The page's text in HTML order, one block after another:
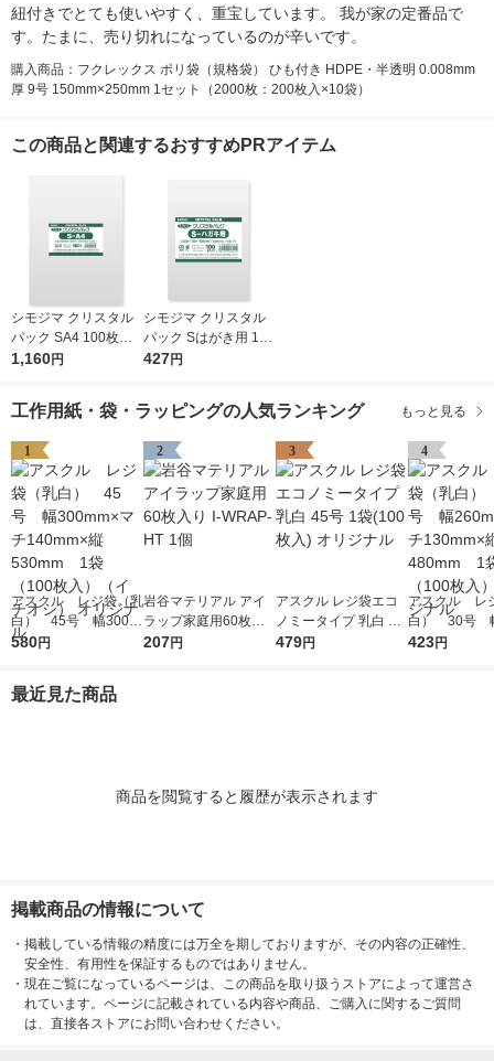
紐付きでとても使いやすく、重宝しています。 我が家の定番品で
す。たまに、売り切れになっているのが辛いです。
購入商品：フクレックス ポリ袋（規格袋） ひも付き HDPE・半透明 0.008mm
厚 9号 150mm×250mm 1セット（2000枚：200枚入×10袋）
この商品と関連するおすすめPRアイテム
シモジマ クリスタル
パック SA4 100枚入 6
739200 1袋(100枚入)
1,160円
シモジマ クリスタル
パック Sはがき用 100
枚入 6751700 1袋(10
427円
工作用紙・袋・ラッピングの人気ランキング もっと見る
1
アスクル レジ袋（乳
白） 45号 幅300m
m×マチ140mm×縦53
リジナル
580円
2
岩谷マテリアル アイ
ラップ家庭用60枚入
り I-WRAP-HT 1個
207円
3
アスクル レジ袋エコ
ノミータイプ 乳白 45
号 1袋(100枚入) オリ
479円
4
アスクル レ
白） 30号
m×マチ
423円
最近見た商品
商品を閲覧すると履歴が表示されます
掲載商品の情報について
・ 掲載している情報の精度には万全を期しておりますが、その内容の正確性、
安全性、有用性を保証するものではありません。
・ 現在ご覧になっているページは、この商品を取り扱うストアによって運営さ
れています。ページに記載されている内容や商品、ご購入に関するご質問
は、直接各ストアにお問い合わせください。